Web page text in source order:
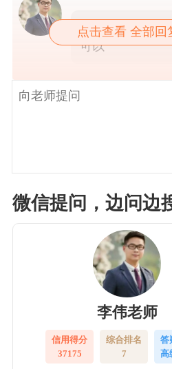
是的，以后确认
可以
点击查看 全部回
微信提问，边问边
李伟老师
信用得分
37175
综合排名
7
答
高